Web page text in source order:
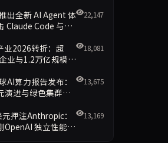
送，上面刻有‘让OpenAI像驴
出全新 AI Agent 体
Claude Code 与
22,147
业2026转折：超
业与1.2万亿规模引
18,081
AI算力报告发布：
演进与绿色集群引
13,675
押注Anthropic：
OpenAI 独立性能否
13,169